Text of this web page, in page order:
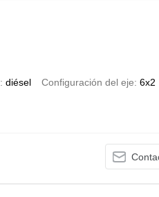
diésel Configuración del eje 6x2